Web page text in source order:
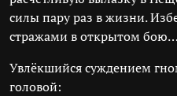
силы пару раз в жизни.
стражами в открытом бою…
Увлёкшийся суждением
головой: